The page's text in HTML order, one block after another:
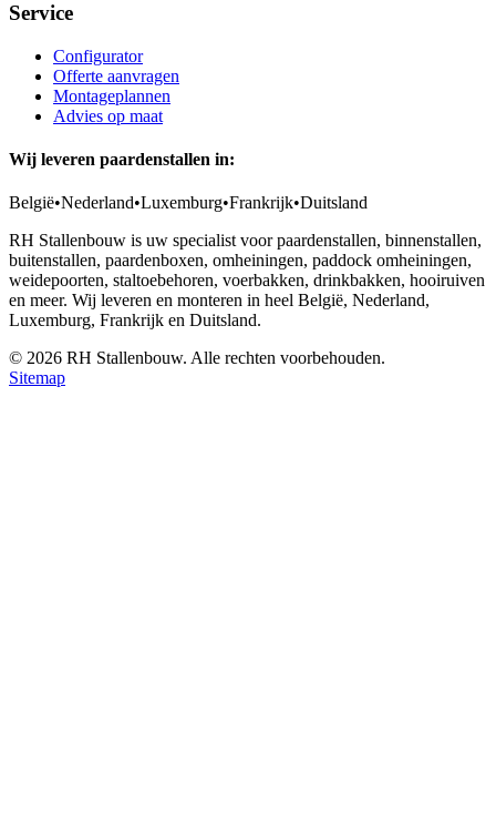
Service
Configurator
Offerte aanvragen
Montageplannen
Advies op maat
Wij leveren paardenstallen in:
België•Nederland•Luxemburg•Frankrijk•Duitsland
RH Stallenbouw is uw specialist voor paardenstallen, binnenstallen,
buitenstallen, paardenboxen, omheiningen, paddock omheiningen,
weidepoorten, staltoebehoren, voerbakken, drinkbakken, hooiruiven
en meer. Wij leveren en monteren in heel België, Nederland,
Luxemburg, Frankrijk en Duitsland.
© 2026 RH Stallenbouw. Alle rechten voorbehouden.
Sitemap